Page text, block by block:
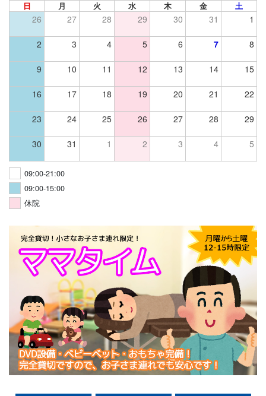
日 月 火 水 木 金 土
26 27 28 29 30 31 1
2 3 4 5 6 7 8
9 10 11 12 13 14 15
16 17 18 19 20 21 22
23 24 25 26 27 28 29
30 31 1 2 3 4 5
09:00-21:00
09:00-15:00
休院